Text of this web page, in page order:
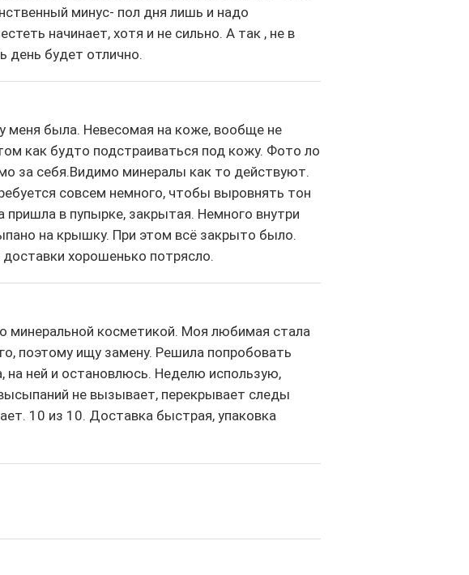
минус- пол дня лишь и надо
начинает, хотя и не сильно. А так , не в
день будет отлично.
меня была. Невесомая на коже, вообще не
как будто подстраиваться под кожу. Фото ло
за себя.Видимо минералы как то действуют.
совсем немного, чтобы выровнять тон
пришла в пупырке, закрытая. Немного внутри
на крышку. При этом всё закрыто было.
хорошенько потрясло.
минеральной косметикой. Моя любимая стала
поэтому ищу замену. Решила попробовать
на ней и остановлюсь. Неделю использую,
не вызывает, перекрывает следы
10 из 10. Доставка быстрая, упаковка